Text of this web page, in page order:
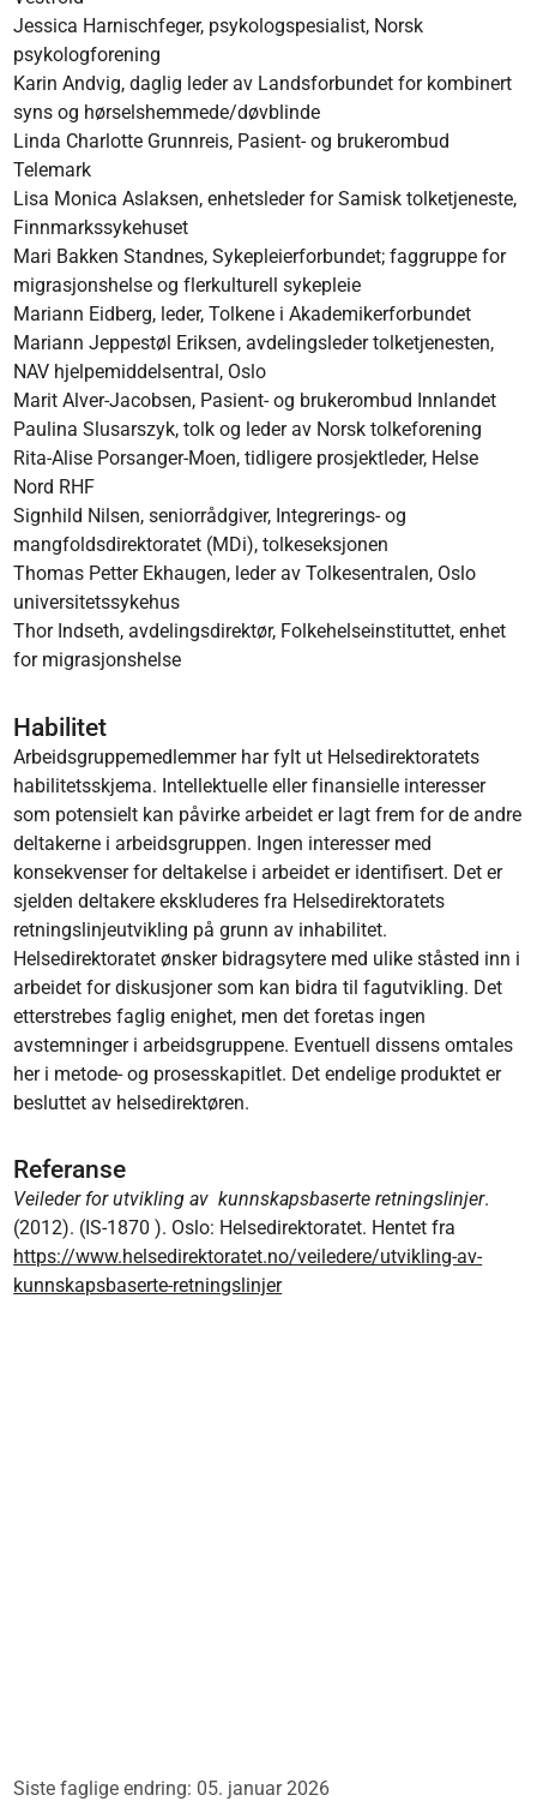
Jessica Harnischfeger, psykologspesialist, Norsk
psykologforening
Karin Andvig, daglig leder av Landsforbundet for kombinert
syns og hørselshemmede/døvblinde
Linda Charlotte Grunnreis, Pasient- og brukerombud
Telemark
Lisa Monica Aslaksen, enhetsleder for Samisk tolketjeneste,
Finnmarkssykehuset
Mari Bakken Standnes, Sykepleierforbundet; faggruppe for
migrasjonshelse og flerkulturell sykepleie
Mariann Eidberg, leder, Tolkene i Akademikerforbundet
Mariann Jeppestøl Eriksen, avdelingsleder tolketjenesten,
NAV hjelpemiddelsentral, Oslo
Marit Alver-Jacobsen, Pasient- og brukerombud Innlandet
Paulina Slusarszyk, tolk og leder av Norsk tolkeforening
Rita-Alise Porsanger-Moen, tidligere prosjektleder, Helse
Nord RHF
Signhild Nilsen, seniorrådgiver, Integrerings- og
mangfoldsdirektoratet (MDi), tolkeseksjonen
Thomas Petter Ekhaugen, leder av Tolkesentralen, Oslo
universitetssykehus
Thor Indseth, avdelingsdirektør, Folkehelseinstituttet, enhet
for migrasjonshelse
Habilitet
Arbeidsgruppemedlemmer har fylt ut Helsedirektoratets
habilitetsskjema. Intellektuelle eller finansielle interesser
som potensielt kan påvirke arbeidet er lagt frem for de andre
deltakerne i arbeidsgruppen. Ingen interesser med
konsekvenser for deltakelse i arbeidet er identiﬁsert. Det er
sjelden deltakere ekskluderes fra Helsedirektoratets
retningslinjeutvikling på grunn av inhabilitet.
Helsedirektoratet ønsker bidragsytere med ulike ståsted inn i
arbeidet for diskusjoner som kan bidra til fagutvikling. Det
etterstrebes faglig enighet, men det foretas ingen
avstemninger i arbeidsgruppene. Eventuell dissens omtales
her i metode- og prosesskapitlet. Det endelige produktet er
besluttet av helsedirektøren.
Referanse
Veileder for utvikling av kunnskapsbaserte retningslinjer.
(2012). (IS-1870 ). Oslo: Helsedirektoratet. Hentet fra
https://www.helsedirektoratet.no/veiledere/utvikling-av-
kunnskapsbaserte-retningslinjer
Siste faglige endring: 05. januar 2026